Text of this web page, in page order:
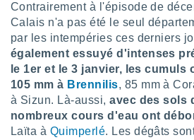
des
des
pour
Contrairement à l'épisode de
Calais n'a pas été le seul
par les intempéries ces derniers
également essuyé d'intenses
le 1er et le 3 janvier, les cumuls
105 mm à Brennilis, 85 mm à
à Sizun. Là-aussi,avec des sols
nombreux cours d'eau ont
Laïta à Quimperlé. Les dégâts